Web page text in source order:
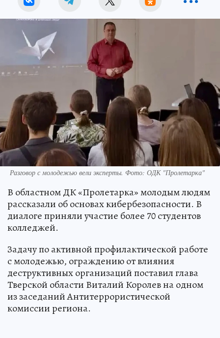
Разговор с молодежью вели эксперты. Фото: ОДК "Пролетарка"
В областном ДК «Пролетарка» молодым людям
рассказали об основах кибербезопасности. В
диалоге приняли участие более 70 студентов
колледжей.
Задачу по активной профилактической работе
с молодежью, ограждению от влияния
деструктивных организаций поставил глава
Тверской области Виталий Королев на одном
из заседаний Антитеррористической
комиссии региона.